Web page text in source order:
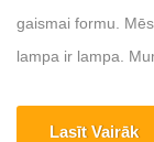
gaismai formu.
lampa ir lampa.
Adrese: Via
Lasīt Vairāk